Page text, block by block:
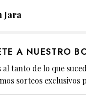
Jara
A NUESTRO
tanto de lo que
sorteos exclusivos